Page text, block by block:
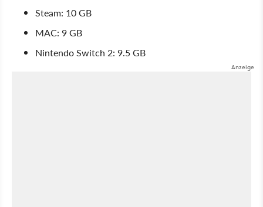
Steam: 10 GB
MAC: 9 GB
Nintendo Switch 2: 9.5 GB